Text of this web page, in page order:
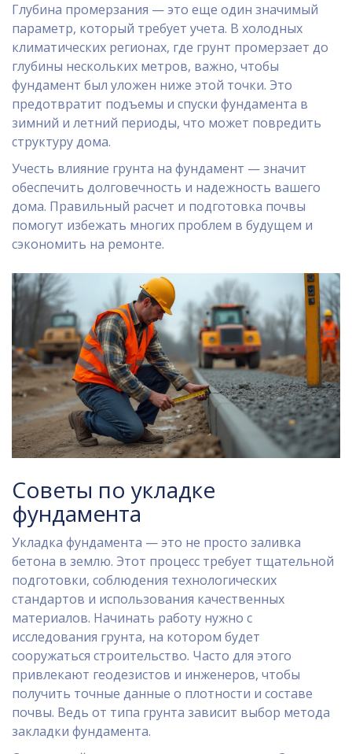
Глубина промерзания — это еще один значимый
параметр, который требует учета. В холодных
климатических регионах, где грунт промерзает до
глубины нескольких метров, важно, чтобы
фундамент был уложен ниже этой точки. Это
предотвратит подъемы и спуски фундамента в
зимний и летний периоды, что может повредить
структуру дома.
Учесть влияние грунта на фундамент — значит
обеспечить долговечность и надежность вашего
дома. Правильный расчет и подготовка почвы
помогут избежать многих проблем в будущем и
сэкономить на ремонте.
Советы по укладке
фундамента
Укладка фундамента — это не просто заливка
бетона в землю. Этот процесс требует тщательной
подготовки, соблюдения технологических
стандартов и использования качественных
материалов. Начинать работу нужно с
исследования грунта, на котором будет
сооружаться строительство. Часто для этого
привлекают геодезистов и инженеров, чтобы
получить точные данные о плотности и составе
почвы. Ведь от типа грунта зависит выбор метода
закладки фундамента.